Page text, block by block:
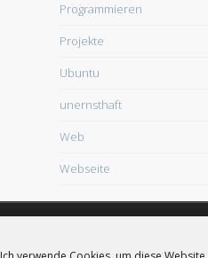
Programmieren
Projekte
Ubuntu
unernsthaft
Web
Webseite